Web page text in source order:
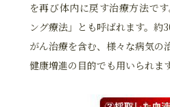
を再び体内に戻す治療方法で
ング療法」とも呼ばれます。約
がん治療を含む、様々な病気の
健康増進の目的でも用いられます